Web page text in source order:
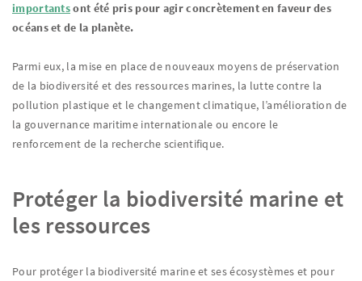
importantsont été pris pour agir concrètement en faveur des
océans et de la planète.
Parmi eux, la mise en place de nouveaux moyens de préservation
de la biodiversité et des ressources marines, la lutte contre la
pollution plastique et le changement climatique, l’amélioration de
la gouvernance maritime internationale ou encore le
renforcement de la recherche scientifique.
Protéger la biodiversité marine et
les ressources
Pour protéger la biodiversité marine et ses écosystèmes et pour